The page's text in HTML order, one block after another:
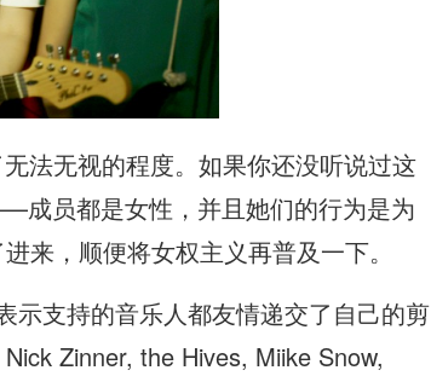
法无视的程度。如果你还没听说过这
成员都是女性，并且她们的行为是为
来，顺便将女权主义再普及一下。
示支持的音乐人都友情递交了自己的剪
Zinner, the Hives, Miike Snow,